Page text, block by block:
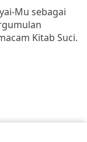
Mu sebagai
Kitab Suci.